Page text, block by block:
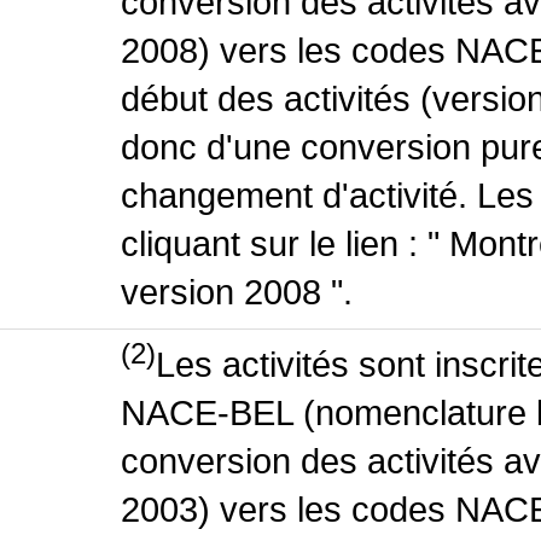
2008) vers les codes
début des activités
donc d'une conversion
changement d'activité.
cliquant sur le lien : "
version 2008 ".
(2)Les activités sont
NACE-BEL
conversion des activités
2003) vers les codes